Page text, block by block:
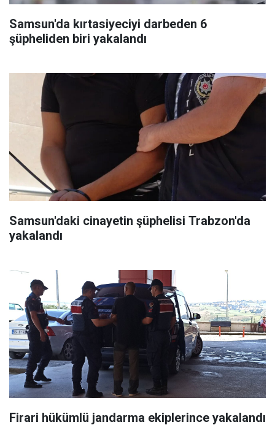
Samsun'da kırtasiyeciyi darbeden 6
şüpheliden biri yakalandı
Samsun'daki cinayetin şüphelisi Trabzon'da
yakalandı
Firari hükümlü jandarma ekiplerince yakalandı